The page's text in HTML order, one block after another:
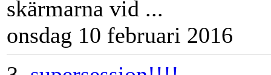
skärmarna vid ...
onsdag 10 februari 2016